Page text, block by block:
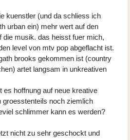
kuenstler (und da schliess ich
urban ein) mehr wert auf den
die musik. das heisst fuer mich,
level von mtv pop abgeflacht ist.
brooks gekommen ist (country
artet langsam in unkreativen
es hoffnung auf neue kreative
groesstenteils noch ziemlich
schlimmer kann es werden?
nicht zu sehr geschockt und